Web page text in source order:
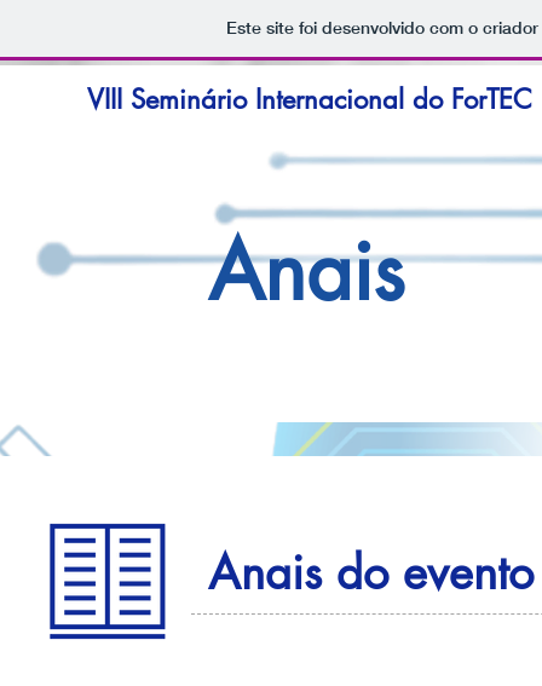
Este site foi desenvolvido com o
VIII Seminário Internacional do ForTEC
Anais
Anais do evento